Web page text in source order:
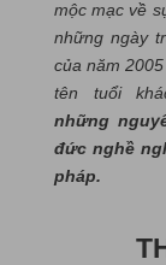
mộc mạc về
những ngày
của năm
tên tuổi
những
đức nghề
pháp.